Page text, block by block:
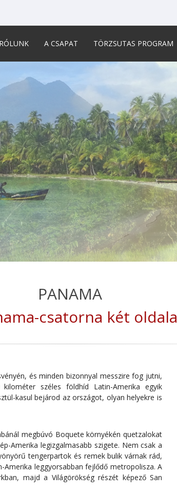
RÓLUNK A CSAPAT TÖRZSUTAS PROGRAM
PANAMA
csatorna két oldala
és minden bizonnyal messzire fog jutni,
széles földhíd Latin-Amerika egyik
kasul bejárod az országot, olyan helyekre is
megbúvó Boquete környékén quetzalokat
Amerika legizgalmasabb szigete. Nem csak a
tengerpartok és remek bulik várnak rád,
leggyorsabban fejlődő metropolisza. A
majd a Világörökség részét képező San